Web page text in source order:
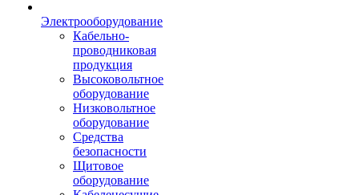
Электрооборудование
Кабельно-
проводниковая
продукция
Высоковольтное
оборудование
Низковольтное
оборудование
Средства
безопасности
Щитовое
оборудование